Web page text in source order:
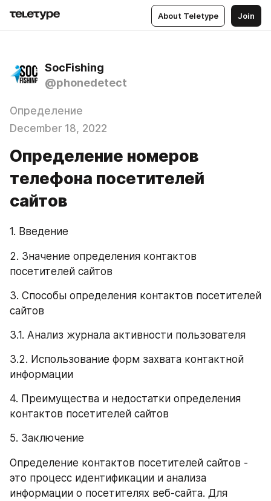
About Teletype Join
SocFishing
@phonedetect
Определение
December 18, 2022
Определение номеров
телефона посетителей
сайтов
1. Введение
2. Значение определения контактов
посетителей сайтов
3. Способы определения контактов посетителей
сайтов
3.1. Анализ журнала активности пользователя
3.2. Использование форм захвата контактной
информации
4. Преимущества и недостатки определения
контактов посетителей сайтов
5. Заключение
Определение контактов посетителей сайтов -
это процесс идентификации и анализа
информации о посетителях веб-сайта. Для